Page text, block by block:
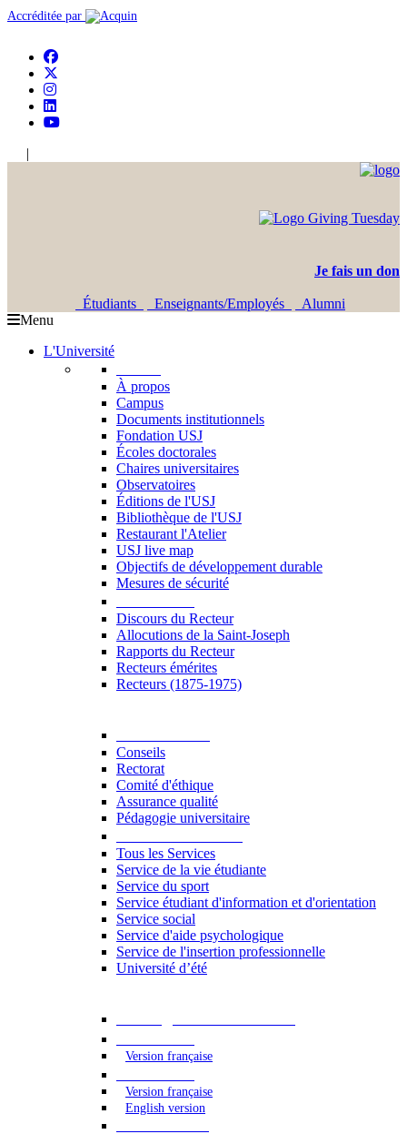
Accréditée par
|
Je fais un don
Étudiants Enseignants/Employés
Alumni
Menu
L'Université
À propos
Campus
Documents institutionnels
Fondation USJ
Écoles doctorales
Chaires universitaires
Observatoires
Éditions de l'USJ
Bibliothèque de l'USJ
Restaurant l'Atelier
USJ live map
Objectifs de développement durable
Mesures de sécurité
Discours du Recteur
Allocutions de la Saint-Joseph
Rapports du Recteur
Recteurs émérites
Recteurs (1875-1975)
Conseils
Rectorat
Comité d'éthique
Assurance qualité
Pédagogie universitaire
Tous les Services
Service de la vie étudiante
Service du sport
Service étudiant d'information et d'orientation
Service social
Service d'aide psychologique
Service de l'insertion professionnelle
Université d’été
Version française
Version française
English version